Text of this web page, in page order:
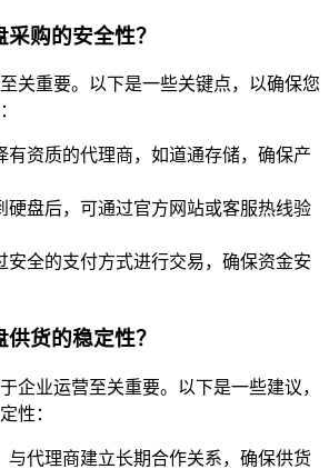
购的安全性？
关重要。以下是一些关键点，以确保您
有资质的代理商，如道通存储，确保产
硬盘后，可通过官方网站或客服热线验
安全的支付方式进行交易，确保资金安
货的稳定性？
企业运营至关重要。以下是一些建议，
性：
与代理商建立长期合作关系，确保供货